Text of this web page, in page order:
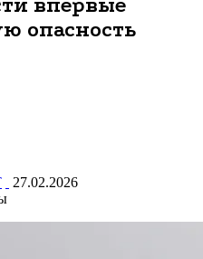
впервые
опасность